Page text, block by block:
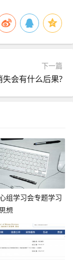
下一篇
失会有什么后果?
组学习会专题学习
想